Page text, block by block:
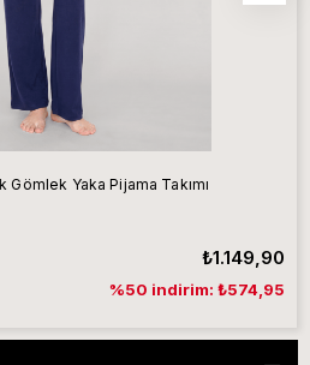
Yaka Pijama Takımı
₺1.149,90
%50 indirim: ₺574,95